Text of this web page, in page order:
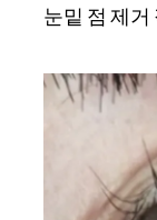
눈밑 점 제